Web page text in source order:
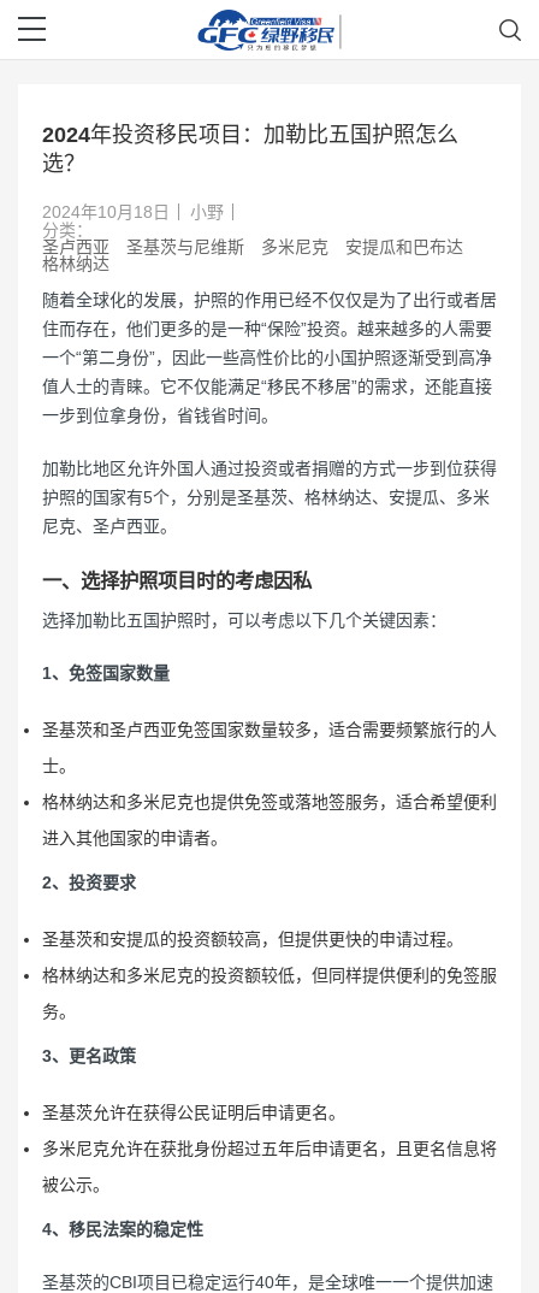
2024年投资移民项目：加勒比五国护照怎么
选？
2024年10月18日
小野
分类：
圣卢西亚
圣基茨与尼维斯 多米尼克
安提瓜和巴布达
格林纳达
随着全球化的发展，护照的作用已经不仅仅是为了出行或者居
住而存在，他们更多的是一种“保险”投资。越来越多的人需要
一个“第二身份”，因此一些高性价比的小国护照逐渐受到高净
值人士的青睐。它不仅能满足“移民不移居”的需求，还能直接
一步到位拿身份，省钱省时间。
加勒比地区允许外国人通过投资或者捐赠的方式一步到位获得
护照的国家有5个，分别是圣基茨、格林纳达、安提瓜、多米
尼克、圣卢西亚。
一、选择护照项目时的考虑因私
选择加勒比五国护照时，可以考虑以下几个关键因素：
1、免签国家数量
圣基茨和圣卢西亚免签国家数量较多，适合需要频繁旅行的人
士。
格林纳达和多米尼克也提供免签或落地签服务，适合希望便利
进入其他国家的申请者。
2、投资要求
圣基茨和安提瓜的投资额较高，但提供更快的申请过程。
格林纳达和多米尼克的投资额较低，但同样提供便利的免签服
务。
3、更名政策
圣基茨允许在获得公民证明后申请更名。
多米尼克允许在获批身份超过五年后申请更名，且更名信息将
被公示。
4、移民法案的稳定性
圣基茨的CBI项目已稳定运行40年，是全球唯一一个提供加速